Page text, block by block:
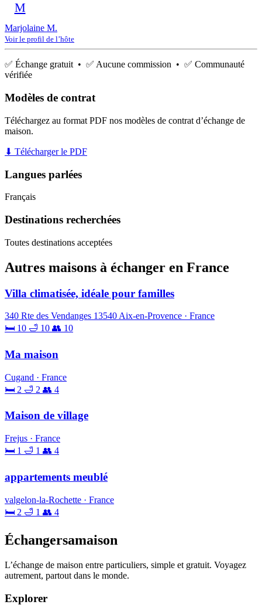
M
Marjolaine M.
Voir le profil de l’hôte
✅ Échange gratuit • ✅ Aucune commission • ✅ Communauté
vérifiée
Modèles de contrat
Téléchargez au format PDF nos modèles de contrat d’échange de
maison.
⬇ Télécharger le PDF
Langues parlées
Français
Destinations recherchées
Toutes destinations acceptées
Autres maisons à échanger en France
Villa climatisée, idéale pour familles
340 Rte des Vendanges 13540 Aix-en-Provence · France
🛏 10 🛁 10 👥 10
Ma maison
Cugand · France
🛏 2 🛁 2 👥 4
Maison de village
Frejus · France
🛏 1 🛁 1 👥 4
appartements meublé
valgelon-la-Rochette · France
🛏 2 🛁 1 👥 4
Échangersamaison
L’échange de maison entre particuliers, simple et gratuit. Voyagez
autrement, partout dans le monde.
Explorer